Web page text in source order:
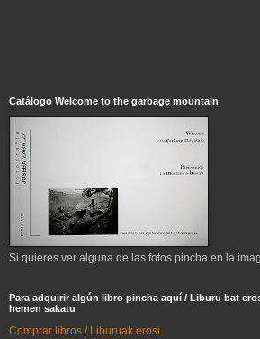
Catálogo Welcome to the garbage mountain
Si quieres ver alguna de las fotos pincha en la
Para adquirir algún libro pincha aquí / Liburu bat
hemen sakatu
Comprar libros / Liburuak erosi